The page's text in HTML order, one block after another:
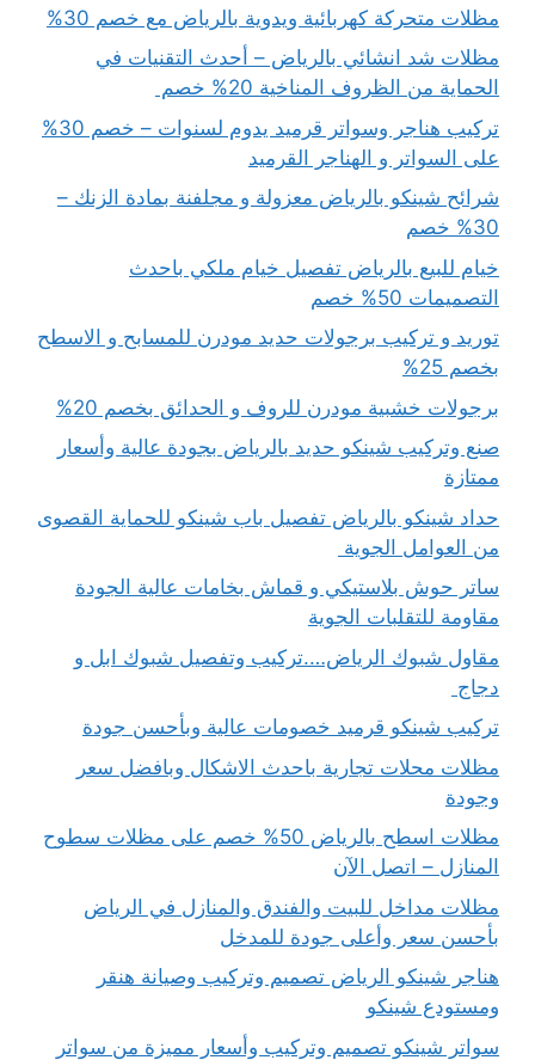
مظلات متحركة كهربائية ويدوية بالرياض مع خصم 30%
مظلات شد انشائي بالرياض – أحدث التقنيات في
الحماية من الظروف المناخية 20% خصم
تركيب هناجر وسواتر قرميد يدوم لسنوات – خصم 30%
على السواتر و الهناجر القرميد
شرائح شينكو بالرياض معزولة و مجلفنة بمادة الزنك –
30% خصم
خيام للبيع بالرياض تفصيل خيام ملكي باحدث
التصميمات 50% خصم
توريد و تركيب برجولات حديد مودرن للمسابح و الاسطح
بخصم 25%
برجولات خشبية مودرن للروف و الحدائق بخصم 20%
صنع وتركيب شينكو حديد بالرياض بجودة عالية وأسعار
ممتازة
حداد شينكو بالرياض تفصيل باب شينكو للحماية القصوى
من العوامل الجوية
ساتر حوش بلاستيكي و قماش بخامات عالية الجودة
مقاومة للتقلبات الجوية
مقاول شبوك الرياض….تركيب وتفصيل شبوك ابل و
دجاج
تركيب شينكو قرميد خصومات عالية وبأحسن جودة
مظلات محلات تجارية باحدث الاشكال وبافضل سعر
وجودة
مظلات اسطح بالرياض 50% خصم على مظلات سطوح
المنازل – اتصل الآن
مظلات مداخل للبيت والفندق والمنازل في الرياض
بأحسن سعر وأعلى جودة للمدخل
هناجر شينكو الرياض تصميم وتركيب وصيانة هنقر
ومستودع شينكو
سواتر شينكو تصميم وتركيب وأسعار مميزة من سواتر